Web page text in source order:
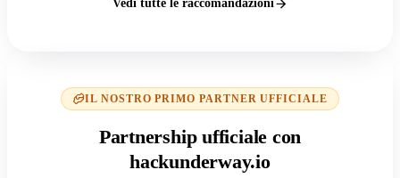
Vedi tutte le raccomandazioni
IL NOSTRO PRIMO PARTNER UFFICIALE
Partnership ufficiale con
hackunderway.io